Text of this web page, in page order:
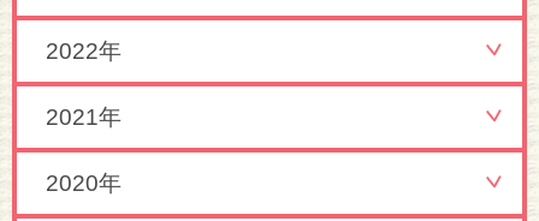
2022年
2021年
2020年